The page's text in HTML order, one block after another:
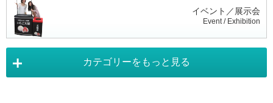
イベント／展示会
Event / Exhibition
Tapestry
カテゴリーをもっと見る